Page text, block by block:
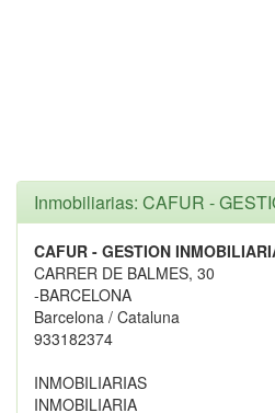
Inmobiliarias: CAFUR -
CAFUR - GESTION
CARRER DE BALMES, 30
-BARCELONA
Barcelona / Cataluna
933182374
INMOBILIARIAS
INMOBILIARIA